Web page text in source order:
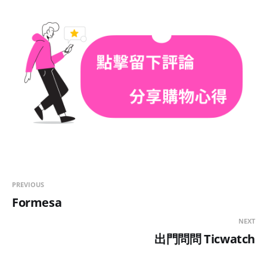
PREVIOUS
Formesa
NEXT
出門問問 Ticwatch